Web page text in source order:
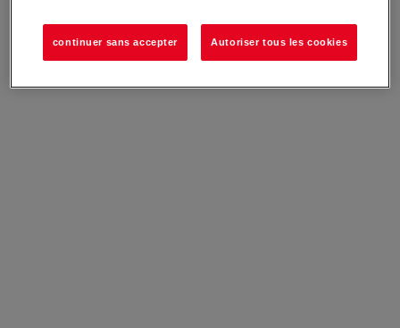
continuer sans accepter Autoriser tous les cookies